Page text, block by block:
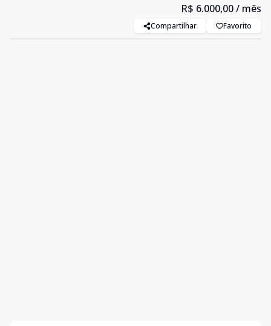
R$ 6.000,00/ mês
Compartilhar Favorito